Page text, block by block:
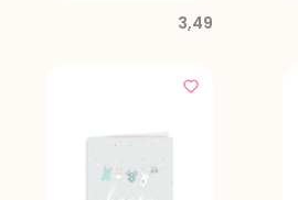
3,49